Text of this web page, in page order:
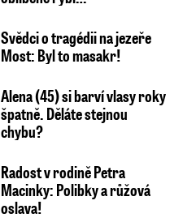
Svědci o tragédii na jezeře
Most: Byl to masakr!
Alena (45) si barví vlasy roky
špatně. Děláte stejnou
chybu?
Radost v rodině Petra
Macinky: Polibky a růžová
oslava!